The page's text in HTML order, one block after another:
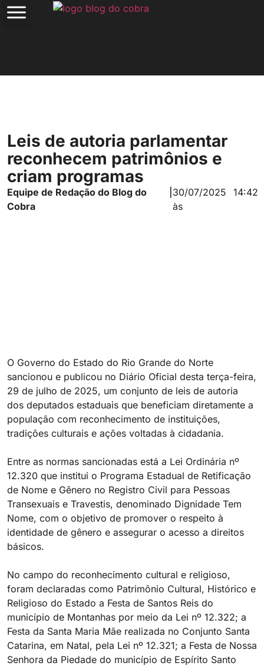
Leis de autoria parlamentar
reconhecem patrimônios e
criam programas
Equipe de Redação do Blog do
Cobra
30/07/2025
às
14:42
O Governo do Estado do Rio Grande do Norte
sancionou e publicou no Diário Oficial desta terça-feira,
29 de julho de 2025, um conjunto de leis de autoria
dos deputados estaduais que beneficiam diretamente a
população com reconhecimento de instituições,
tradições culturais e ações voltadas à cidadania.
Entre as normas sancionadas está a Lei Ordinária nº
12.320 que institui o Programa Estadual de Retificação
de Nome e Gênero no Registro Civil para Pessoas
Transexuais e Travestis, denominado Dignidade Tem
Nome, com o objetivo de promover o respeito à
identidade de gênero e assegurar o acesso a direitos
básicos.
No campo do reconhecimento cultural e religioso,
foram declaradas como Patrimônio Cultural, Histórico e
Religioso do Estado a Festa de Santos Reis do
município de Montanhas por meio da Lei nº 12.322; a
Festa da Santa Maria Mãe realizada no Conjunto Santa
Catarina, em Natal, pela Lei nº 12.321; a Festa de Nossa
Senhora da Piedade do município de Espírito Santo